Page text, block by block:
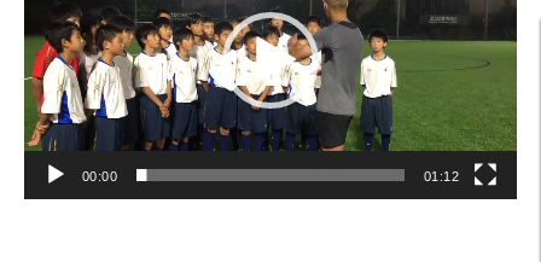
ー
ヤ
ー
00:00 01:12